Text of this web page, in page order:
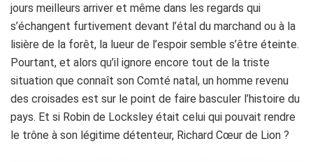
jours meilleurs arriver et même dans les regards qui
s’échangent furtivement devant l’étal du marchand ou à la
lisière de la forêt, la lueur de l’espoir semble s’être éteinte.
Pourtant, et alors qu’il ignore encore tout de la triste
situation que connaît son Comté natal, un homme revenu
des croisades est sur le point de faire basculer l’histoire du
pays. Et si Robin de Locksley était celui qui pouvait rendre
le trône à son légitime détenteur, Richard Cœur de Lion ?